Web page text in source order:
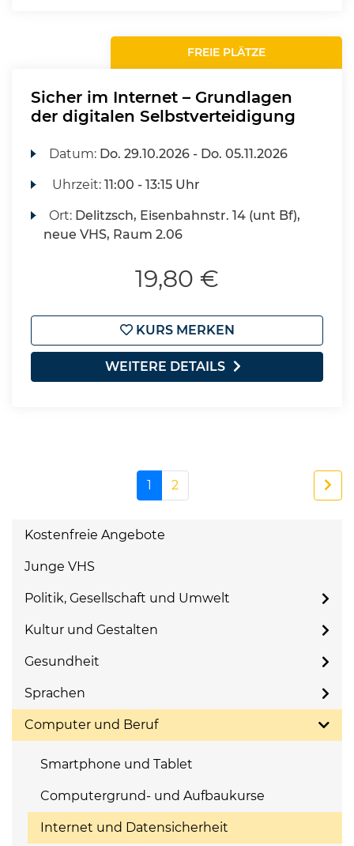
FREIE PLÄTZE
Sicher im Internet – Grundlagen
der digitalen Selbstverteidigung
Datum: Do. 29.10.2026 - Do. 05.11.2026
Uhrzeit:11:00 - 13:15 Uhr
Ort: Delitzsch, Eisenbahnstr. 14 (unt Bf),
neue VHS, Raum 2.06
19,80 €
KURS MERKEN
WEITERE DETAILS
1 2
Kostenfreie Angebote
Junge VHS
Politik, Gesellschaft und Umwelt
Kultur und Gestalten
Gesundheit
Sprachen
Computer und Beruf
Smartphone und Tablet
Computergrund- und Aufbaukurse
Internet und Datensicherheit